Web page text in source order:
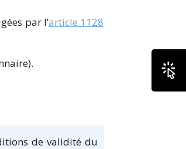
par l’article 1128
de validité du